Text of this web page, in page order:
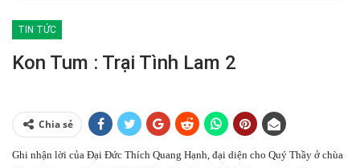
TIN TỨC
Kon Tum : Trại Tình Lam 2
Chia sẻ
Ghi nhận lời của Đại Đức Thích Quang Hạnh, đại diện cho Quý Thầy ở chùa